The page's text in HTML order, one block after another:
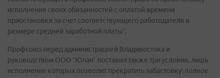
исполнения своих обязанностей с оплатой времени
приостановки за счет соответствующего работодателя в
размере средней заработной платы”.
Профсоюз перед администрацией Владивостока и
руководством ООО “Юлан” поставил также три условия, лишь
исполнение которых позволит прекратить забастовку: полное